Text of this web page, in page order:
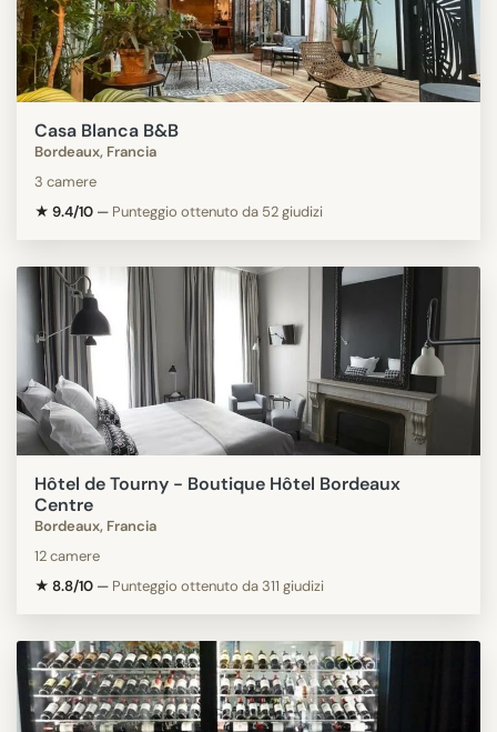
Casa Blanca B&B
Bordeaux, Francia
3 camere
★ 9.4/10 — Punteggio ottenuto da 52 giudizi
Hôtel de Tourny - Boutique Hôtel Bordeaux
Centre
Bordeaux, Francia
12 camere
★ 8.8/10 — Punteggio ottenuto da 311 giudizi